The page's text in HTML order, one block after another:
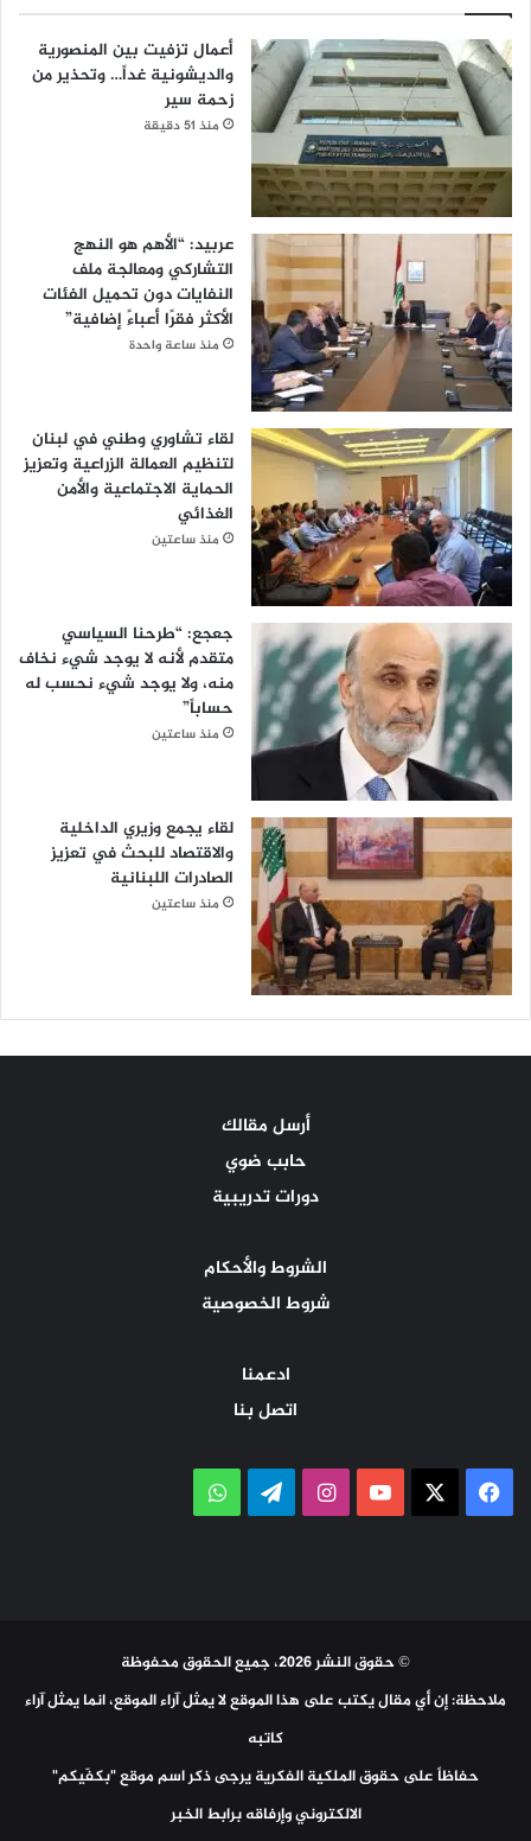
أعمال تزفيت بين المنصورية
والديشونية غداً… وتحذير من
زحمة سير
منذ 51 دقيقة
عربيد: “الأهم هو النهج
التشاركي ومعالجة ملف
النفايات دون تحميل الفئات
الأكثر فقرًا أعباءً إضافية”
منذ ساعة واحدة
لقاء تشاوري وطني في لبنان
لتنظيم العمالة الزراعية وتعزيز
الحماية الاجتماعية والأمن
الغذائي
منذ ساعتين
​جعجع: “طرحنا السياسي
متقدم لأنه لا يوجد شيء نخاف
منه، ولا يوجد شيء نحسب له
حساباً”
منذ ساعتين
لقاء يجمع وزيري الداخلية
والاقتصاد للبحث في تعزيز
الصادرات اللبنانية
منذ ساعتين
أرسل مقالك
حابب ضوي
دورات تدريبية
الشروط والأحكام
شروط الخصوصية
ادعمنا
اتصل بنا
فيسبوك ‫YouTubeانستقرامتيلقرامواتساب
© حقوق النشر 2026، جميع الحقوق محفوظة
ملاحظة: إن أي مقال يكتب على هذا الموقع لا يمثل آراء الموقع، انما يمثل آراء
كاتبه
حفاظاً على حقوق الملكية الفكرية يرجى ذكر اسم موقع "بكفّيكم"
الالكتروني وإرفاقه برابط الخبر